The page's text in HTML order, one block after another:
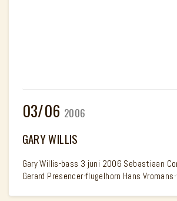
03/06 2006
GARY WILLIS
Gary Willis-bass 3 juni 2006 Sebastiaan
Gerard Presencer-flugelhorn Hans